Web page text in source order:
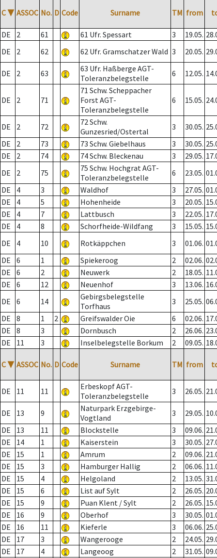
C ▼ ASSOC No. D Code Surname TM from
DE 2 61 61 Ufr. Spessart 3 19.05.
DE
2 62 62 Ufr. Gramschatzer Wald 3 20.05.
DE 2 63
63 Ufr. Haßberge AGT-
Toleranzbelegstelle
6 12.05.
DE 2 71
71 Schw. Scheppacher
Forst AGT-
Toleranzbelegstelle
6 15.05.
DE 2 72
72 Schw.
Gunzesried/Ostertal
3 30.05.
DE
2 73 73 Schw. Giebelhaus 3 30.05.
DE
2 74 74 Schw. Bleckenau 3 29.05.
DE
2 75
75 Schw. Hochgrat AGT-
Toleranzbelegstelle
6 23.05.
DE
4 3 Waldhof 3 27.05.
DE
4 5 Hohenheide 3 20.05.
DE
4 7 Lattbusch 3 22.05.
DE
4 8 Schorfheide-Wildfang 3 15.05.
DE
4 10 Rotkäppchen 3 01.06.
DE
6 1 Spiekeroog 2 02.06.
DE
6 2 Neuwerk 2 18.05.
DE
6 12 Neuenhof 3 13.06.
DE
6 14
Gebirgsbelegstelle
Torfhaus
3 25.05.
DE
8 1 2 Greifswalder Oie 6 02.06.
DE
8 3 Dornbusch 2 26.06.
DE
11 3 Inselbelegstelle Borkum 2 09.05.
C ▼ ASSOC No. D Code Surname TM from
DE 11 11
Erbeskopf AGT-
Toleranzbelegstelle
3 26.05.
DE 13 9
Naturpark Erzgebirge-
Vogtland
3 29.05.
DE
13 11 Blockstelle 3 09.06.
DE
14 1 Kaiserstein 3 30.05.
DE
15 1 Amrum 2 09.06.
DE
15 3 Hamburger Hallig 2 06.06.
DE
15 4 Helgoland 2 13.05.
DE
15 6 List auf Sylt 2 26.05.
DE
15 9 Puan Klent / Sylt 2 26.05.
DE
16 9 Oberhof 3 30.05.
DE
16 11 Kieferle 3 06.06.
DE
17 3 Wangerooge 2 24.05.
DE
17 4 Langeoog 2 31.05.